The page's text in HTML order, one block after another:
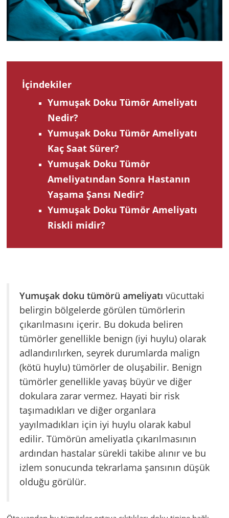
İçindekiler
Yumuşak Doku Tümör Ameliyatı
Nedir?
Yumuşak Doku Tümör Ameliyatı
Kaç Saat Sürer?
Yumuşak Doku Tümör
Ameliyatından Sonra Hastanın
Yaşama Şansı Nedir?
Yumuşak Doku Tümör Ameliyatı
Riskli midir?
Yumuşak doku tümörü ameliyatı vücuttaki
belirgin bölgelerde görülen tümörlerin
çıkarılmasını içerir. Bu dokuda beliren
tümörler genellikle benign (iyi huylu) olarak
adlandırılırken, seyrek durumlarda malign
(kötü huylu) tümörler de oluşabilir. Benign
tümörler genellikle yavaş büyür ve diğer
dokulara zarar vermez. Hayati bir risk
taşımadıkları ve diğer organlara
yayılmadıkları için iyi huylu olarak kabul
edilir. Tümörün ameliyatla çıkarılmasının
ardından hastalar sürekli takibe alınır ve bu
izlem sonucunda tekrarlama şansının düşük
olduğu görülür.